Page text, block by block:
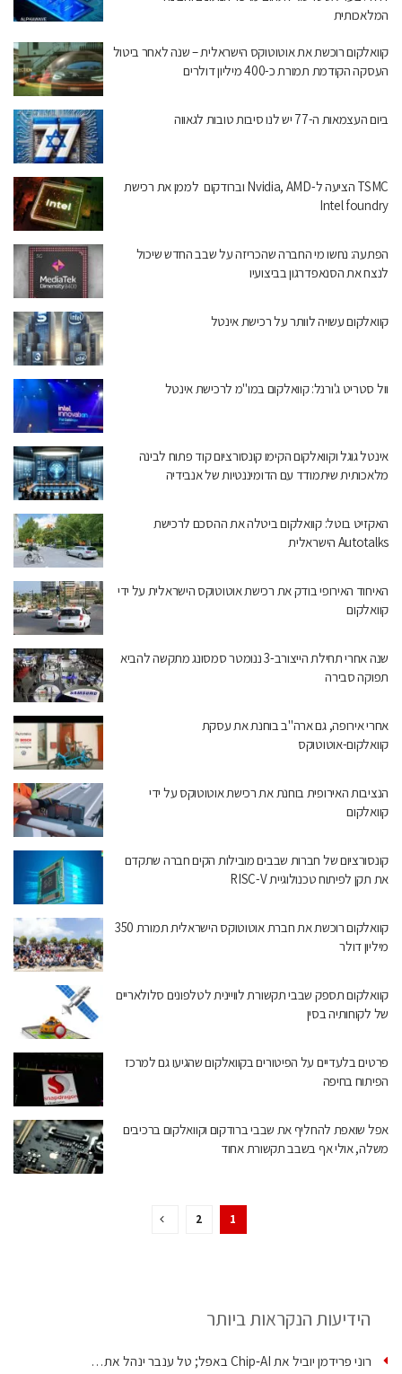
המלאכותית
קוואלקום רוכשת את אוטוטוקס הישראלית – שנה לאחר ביטול
העסקה הקודמת תמורת כ-400 מיליון דולרים
ביום העצמאות ה-77 יש לנו סיבות טובות לגאווה
TSMC הציעה ל-Nvidia, AMD וברודקום לממן את רכישת
Intel foundry
הפתעה: נחשו מי החברה שהכריזה על שבב החדש שיכול
לנצח את הסנאפדרגון בביצועיו
קוואלקום עשויה לוותר על רכישת אינטל
וול סטריט ג'ורנל: קוואלקום במו"מ לרכישת אינטל
אינטל גוגל וקוואלקום הקימו קונסורציום קוד פתוח לבינה
מלאכותית שיתמודד עם הדומיננטיות של אנבידיה
האקזיט בוטל: קוואלקום ביטלה את ההסכם לרכישת
Autotalks הישראלית
האיחוד האירופי בודק את רכישת אוטוטוקס הישראלית על ידי
קוואלקום
שנה אחרי תחילת הייצורב-3 ננומטר סמסונג מתקשה להביא
תפוקה סבירה
אחרי אירופה, גם ארה"ב בוחנת את עסקת
קוואלקום-אוטוטוקס
הנציבות האירופית בוחנת את רכישת אוטוטוקס על ידי
קוואלקום
קונסורציום של חברות שבבים מובילות הקים חברה שתקדם
את תקן לפיתוח טכנולוגיית RISC-V
קוואלקום רוכשת את חברת אוטוטוקס הישראלית תמורת 350
מיליון דולר
קוואלקום תספק שבבי תקשורת לוויינית לטלפונים סלולאריים
של לקוחותיה בסין
פרטים בלעדיים על הפיטורים בקוואלקום שהגיעו גם למרכז
הפיתוח בחיפה
אפל שואפת להחליף את שבבי ברודקום וקוואלקום ברכיבים
משלה, אולי אף בשבב תקשורת אחוד
1
2
הידיעות הנקראות ביותר
רוני פרידמן יוביל את Chip‑AI באפל; טל ענבר ינהל את…